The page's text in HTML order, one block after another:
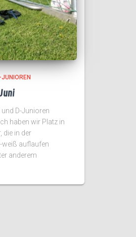
und D-Junioren
haben wir Platz in
die in der
weiß auflaufen
anderem